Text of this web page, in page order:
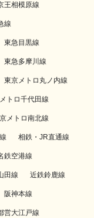
王相模原線
線
東急目黒線
東急多摩川線
東京メトロ丸ノ内線
トロ千代田線
メトロ南北線
相鉄・JR直通線
鉄空港線
田線 近鉄鈴鹿線
阪神本線
営大江戸線